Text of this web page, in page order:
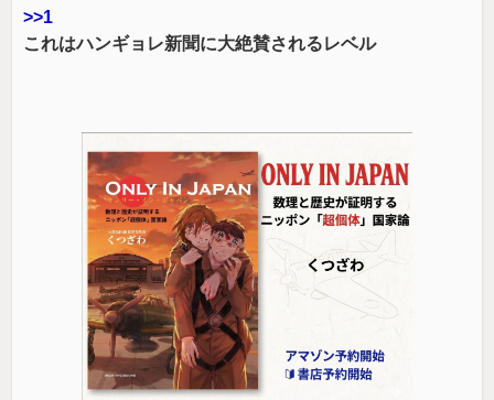
>>1
これはハンギョレ新聞に大絶賛されるレベル